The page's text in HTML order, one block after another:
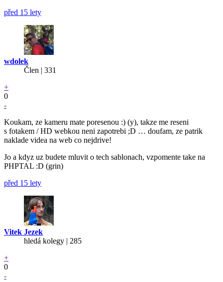
před 15 lety
wdolek
Člen | 331
+
0
-
Koukam, ze kameru mate poresenou :) (y), takze me reseni
s fotakem / HD webkou neni zapotrebi ;D … doufam, ze patrik
naklade videa na web co nejdrive!
Jo a kdyz uz budete mluvit o tech sablonach, vzpomente take na
PHPTAL :D (grin)
před 15 lety
Vitek Jezek
hledá kolegy | 285
+
0
-